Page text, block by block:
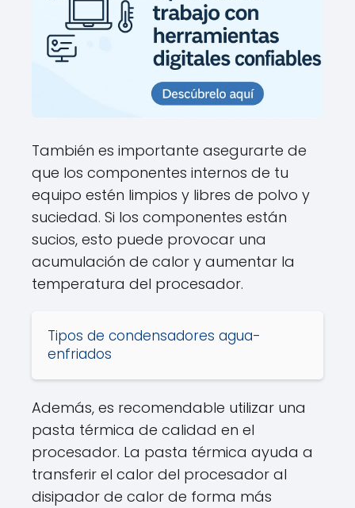
También es importante asegurarte de
que los componentes internos de tu
equipo estén limpios y libres de polvo y
suciedad. Si los componentes están
sucios, esto puede provocar una
acumulación de calor y aumentar la
temperatura del procesador.
Tipos de condensadores agua-
enfriados
Además, es recomendable utilizar una
pasta térmica de calidad en el
procesador. La pasta térmica ayuda a
transferir el calor del procesador al
disipador de calor de forma más